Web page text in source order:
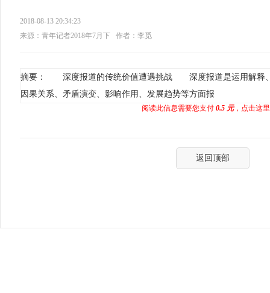
2018-08-13 20:34:23
来源：青年记者2018年7月下
作者：李觅
摘要： 深度报道的传统价值遭遇挑战 深度报道是运用解释、
因果关系、矛盾演变、影响作用、发展趋势等方面报
阅读此信息需要您支付 0.5 元，点击这
返回顶部